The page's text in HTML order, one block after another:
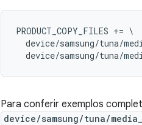
PRODUCT_COPY_FILES += \
device/samsung/tuna/
Para conferir exemplos
device/samsung/tuna/